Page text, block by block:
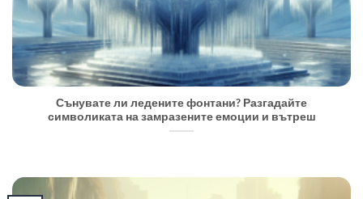
Сънувате ли ледените фонтани? Разгадайте
символиката на замразените емоции и вътреш